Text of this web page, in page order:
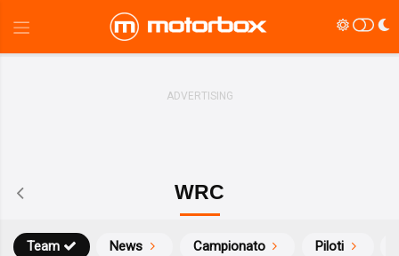
WRC
News Campionato
Team Piloti